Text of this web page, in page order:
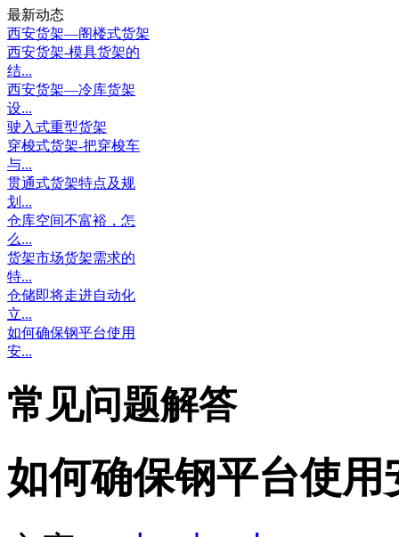
最新动态
西安货架—阁楼式货架
西安货架-模具货架的
结...
西安货架—冷库货架
设...
驶入式重型货架
穿梭式货架-把穿梭车
与...
贯通式货架特点及规
划...
仓库空间不富裕，怎
么...
货架市场货架需求的
特...
仓储即将走进自动化
立...
如何确保钢平台使用
安...
常见问题解答
如何确保钢平台使用